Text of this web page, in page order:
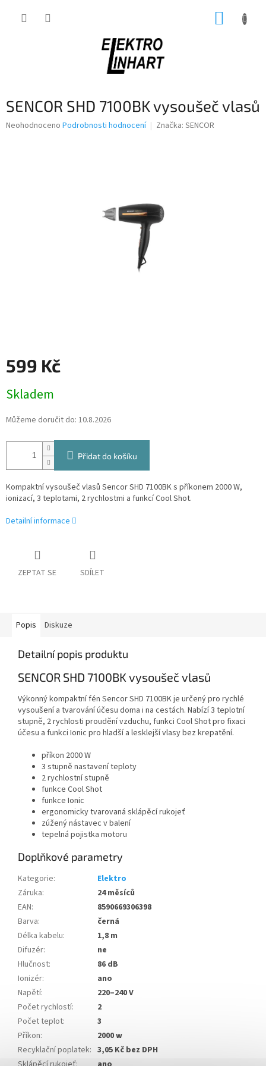
SENCOR SHD 7100BK vysoušeč vlasů
Průměrné
Neohodnoceno Podrobnosti hodnocení Značka: SENCOR
599 Kč
cena:
Skladem
Můžeme doručit do: 10.8.2026
Přidat do košíku
Kompaktní vysoušeč vlasů Sencor SHD 7100BK s příkonem 2000 W,
ionizací, 3 teplotami, 2 rychlostmi a funkcí Cool Shot.
Detailní informace
ZEPTAT SE SDÍLET
Popis Diskuze
Detailní popis produktu
SENCOR SHD 7100BK vysoušeč vlasů
Výkonný kompaktní fén Sencor SHD 7100BK je určený pro rychlé
vysoušení a tvarování účesu doma i na cestách. Nabízí 3 teplotní
stupně, 2 rychlosti proudění vzduchu, funkci Cool Shot pro fixaci
účesu a funkci Ionic pro hladší a lesklejší vlasy bez krepatění.
příkon 2000 W
3 stupně nastavení teploty
2 rychlostní stupně
funkce Cool Shot
funkce Ionic
ergonomicky tvarovaná sklápěcí rukojeť
zúžený nástavec v balení
tepelná pojistka motoru
Doplňkové parametry
Kategorie:
Elektro
Záruka:
24 měsíců
EAN:
8590669306398
Barva:
černá
Délka kabelu:
1,8 m
Difuzér:
ne
Hlučnost:
86 dB
Ionizér:
ano
Napětí:
220–240 V
Počet rychlostí:
2
Počet teplot:
3
Příkon:
2000 w
Recyklační poplatek: 3,05 Kč bez DPH